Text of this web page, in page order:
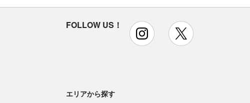
FOLLOW US！ instagram
エリアから探す